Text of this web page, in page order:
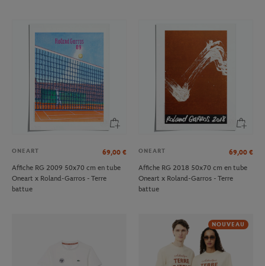
ONEART 69,00 €
Affiche RG 2009 50x70 cm en tube
Oneart x Roland-Garros - Terre
battue
ONEART 69,00 €
Affiche RG 2018 50x70 cm en tube
Oneart x Roland-Garros - Terre
battue
NOUVEAU